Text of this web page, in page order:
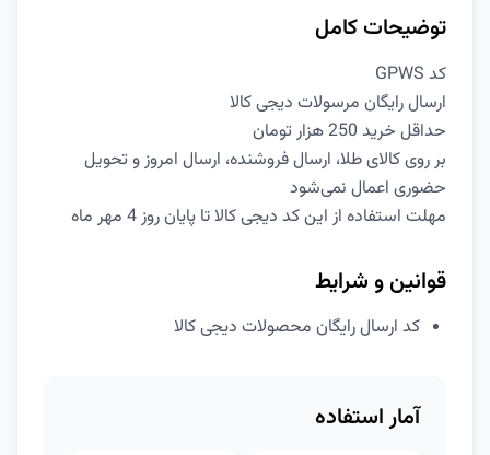
توضیحات کامل
کد GPWS
ارسال رایگان مرسولات دیجی کالا
حداقل خرید 250 هزار تومان
بر روی کالای طلا، ارسال فروشنده، ارسال امروز و تحویل
حضوری اعمال نمی‌شود
مهلت استفاده از این کد دیجی کالا تا پایان روز 4 مهر ماه
قوانین و شرایط
کد ارسال رایگان محصولات دیجی کالا
آمار استفاده